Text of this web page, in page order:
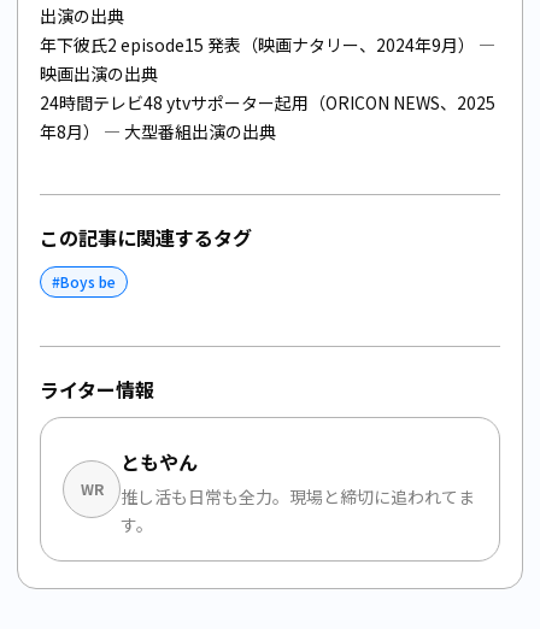
出演の出典
年下彼氏2 episode15 発表（映画ナタリー、2024年9月）
—
映画出演の出典
24時間テレビ48 ytvサポーター起用（ORICON NEWS、2025
年8月）
— 大型番組出演の出典
この記事に関連するタグ
#Boys be
ライター情報
WR
ともやん
推し活も日常も全力。現場と締切に追われてま
す。